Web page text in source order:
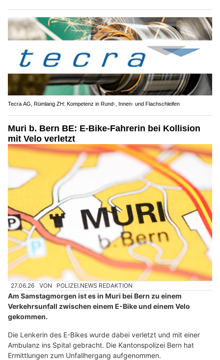
Tecra AG, Rümlang ZH: Kompetenz in Rund-, Innen- und Flachschleifen
Muri b. Bern BE: E-Bike-Fahrerin bei Kollision
mit Velo verletzt
27.06.26 VON POLIZEI.NEWS REDAKTION
Am Samstagmorgen ist es in Muri bei Bern zu einem
Verkehrsunfall zwischen einem E-Bike und einem Velo
gekommen.
Die Lenkerin des E-Bikes wurde dabei verletzt und mit einer
Ambulanz ins Spital gebracht. Die Kantonspolizei Bern hat
Ermittlungen zum Unfallhergang aufgenommen.